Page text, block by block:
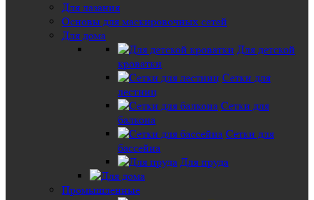
Для лазания
Основы для маскировочных сетей
Для дома
Для детской
кроватки
Сетки для
лестниц
Сетки для
балкона
Сетки для
бассейна
Для пруда
Промышленные